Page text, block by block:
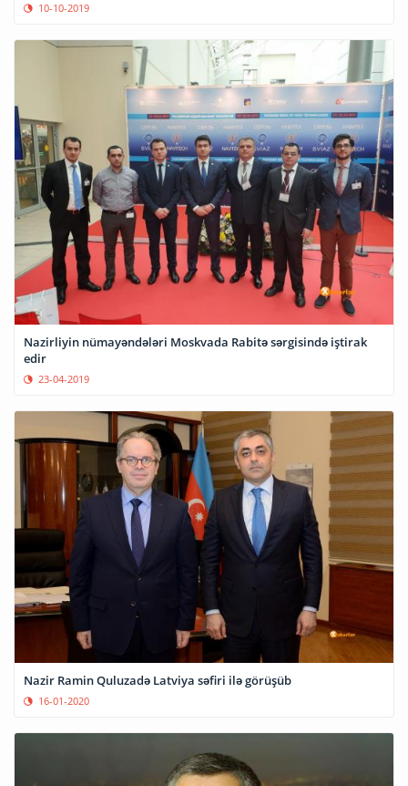
10-10-2019
Nazirliyin nümayəndələri Moskvada Rabitə sərgisində iştirak
edir
23-04-2019
Nazir Ramin Quluzadə Latviya səfiri ilə görüşüb
16-01-2020